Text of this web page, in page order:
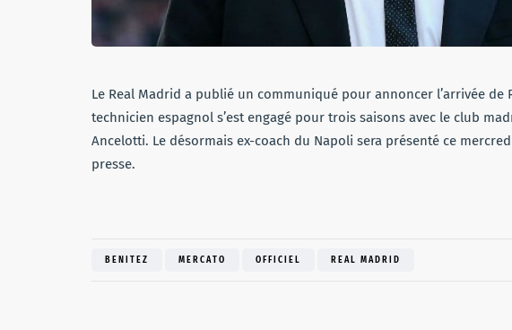
Le Real Madrid a publié un communiqué pour annoncer l’arrivée de
technicien espagnol s’est engagé pour trois saisons avec le club
Ancelotti. Le désormais ex-coach du Napoli sera présenté ce
presse.
BENITEZ MERCATO OFFICIEL REAL MADRID